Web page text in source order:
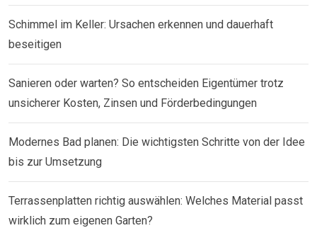
Schimmel im Keller: Ursachen erkennen und dauerhaft
beseitigen
Sanieren oder warten? So entscheiden Eigentümer trotz
unsicherer Kosten, Zinsen und Förderbedingungen
Modernes Bad planen: Die wichtigsten Schritte von der Idee
bis zur Umsetzung
Terrassenplatten richtig auswählen: Welches Material passt
wirklich zum eigenen Garten?